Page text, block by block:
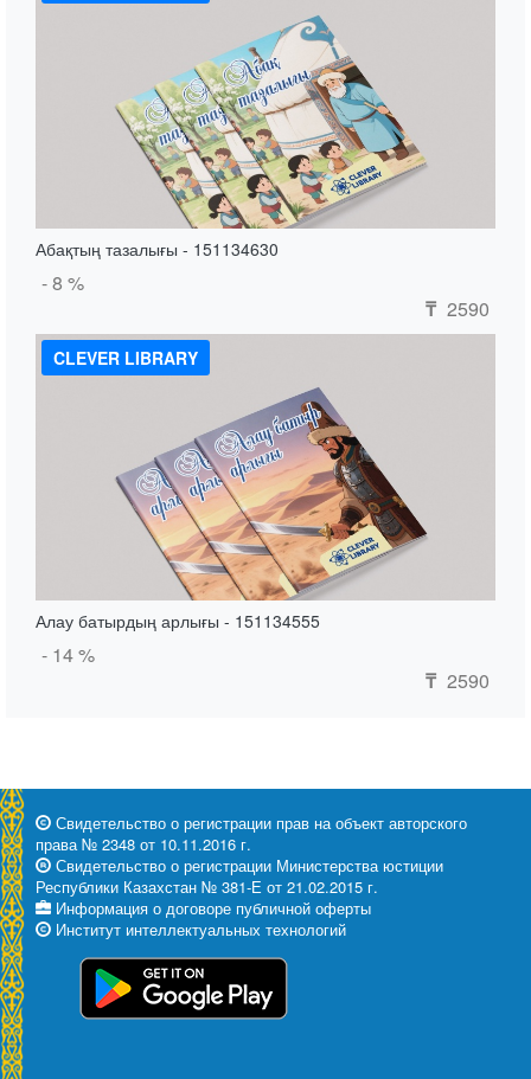
Абақтың тазалығы - 151134630
- 8 %
₸ 2590
CLEVER LIBRARY
Алау батырдың арлығы - 151134555
- 14 %
₸ 2590
Свидетельство о регистрации прав на объект авторского
права № 2348 от 10.11.2016 г.
Свидетельство о регистрации Министерства юстиции
Республики Казахстан № 381-Е от 21.02.2015 г.
Информация о договоре публичной оферты
Институт интеллектуальных технологий